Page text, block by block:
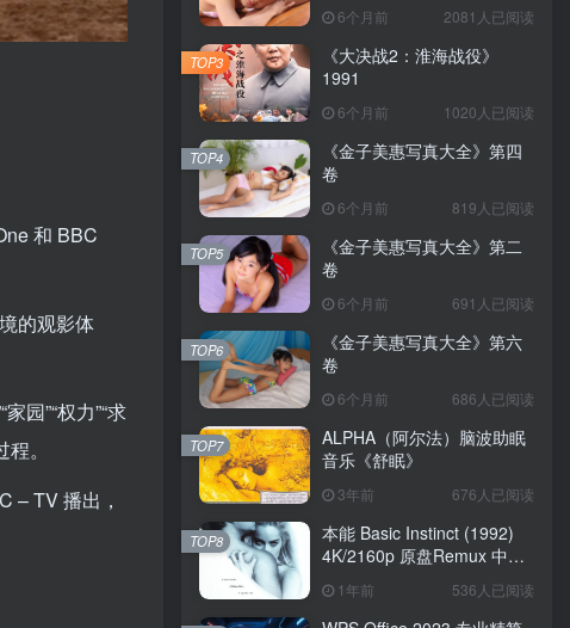
和 BBC
的观影体
园”“权力”“求
。
– TV 播出，
6个月前 2081人已阅读
《大决战2：淮海战役》
1991
6个月前 1020人已阅读
TOP3
《金子美惠写真大全》第四
卷
6个月前 819人已阅读
TOP4
《金子美惠写真大全》第二
卷
6个月前 691人已阅读
TOP5
《金子美惠写真大全》第六
卷
6个月前 686人已阅读
TOP6
ALPHA（阿尔法）脑波助眠
音乐《舒眠》
3年前 676人已阅读
TOP7
本能 Basic Instinct (1992)
4K/2160p 原盘Remux 中文
字幕1年前 536人已阅读
TOP8